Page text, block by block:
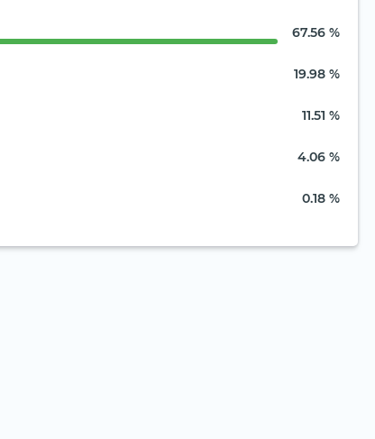
67.56 %
19.98 %
11.51 %
4.06 %
0.18 %